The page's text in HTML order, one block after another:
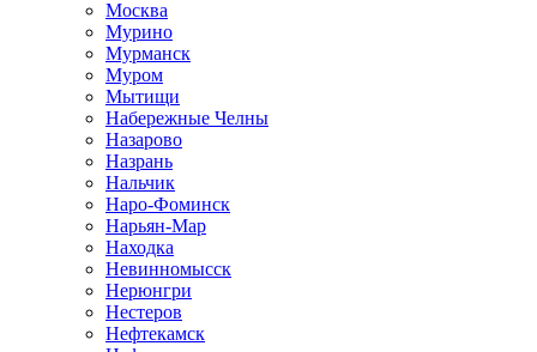
Москва
Мурино
Мурманск
Муром
Мытищи
Набережные Челны
Назарово
Назрань
Нальчик
Наро-Фоминск
Нарьян-Мар
Находка
Невинномысск
Нерюнгри
Нестеров
Нефтекамск